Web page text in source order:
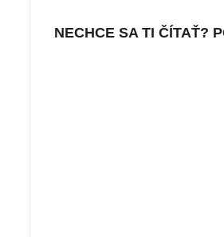
NECHCE SA TI ČÍTAŤ?